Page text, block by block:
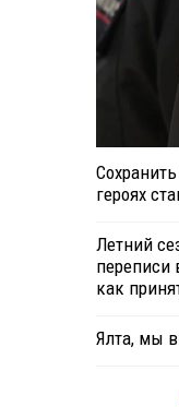
героях
Летний
переписи
как
Ялта, мы